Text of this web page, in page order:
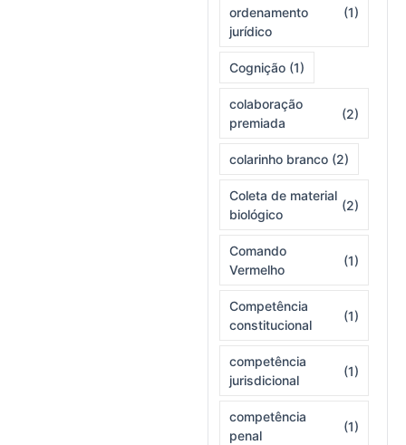
ordenamento
jurídico
(1)
Cognição (1)
colaboração
premiada
(2)
colarinho branco (2)
Coleta de material
biológico
(2)
Comando
Vermelho
(1)
Competência
constitucional
(1)
competência
jurisdicional
(1)
competência
penal
(1)